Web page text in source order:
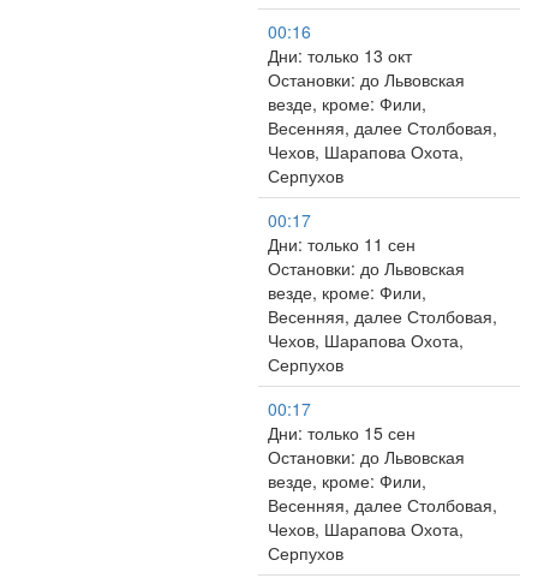
00:16
Дни: только 13 окт
Остановки: до Львовская
везде, кроме: Фили,
Весенняя, далее Столбовая,
Чехов, Шарапова Охота,
Серпухов
00:17
Дни: только 11 сен
Остановки: до Львовская
везде, кроме: Фили,
Весенняя, далее Столбовая,
Чехов, Шарапова Охота,
Серпухов
00:17
Дни: только 15 сен
Остановки: до Львовская
везде, кроме: Фили,
Весенняя, далее Столбовая,
Чехов, Шарапова Охота,
Серпухов